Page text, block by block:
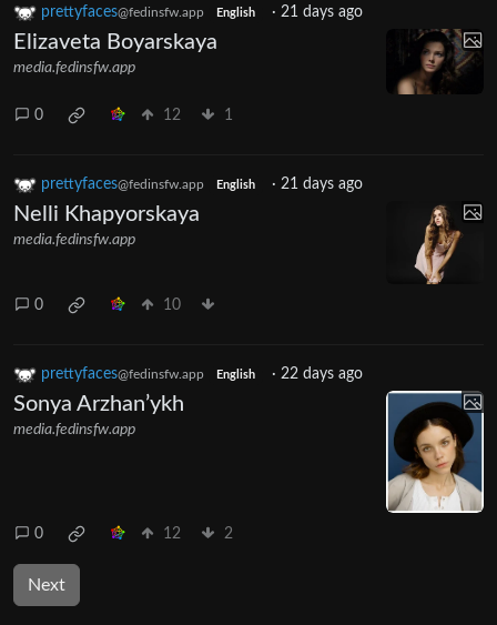
prettyfaces@fedinsfw.app English · 21 days ago
Elizaveta Boyarskaya
media.fedinsfw.app
0 12 1
prettyfaces@fedinsfw.app English · 21 days ago
Nelli Khapyorskaya
media.fedinsfw.app
0 10
prettyfaces@fedinsfw.app English · 22 days ago
Sonya Arzhan’ykh
media.fedinsfw.app
0 12 2
Next